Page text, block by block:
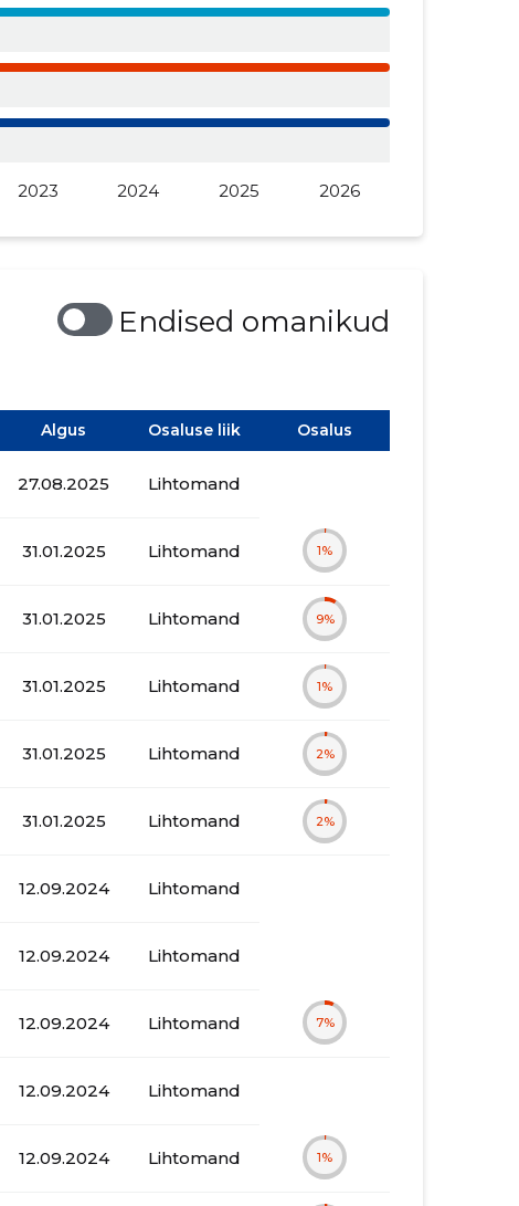
2023 2024 2025 2026
Endised omanikud
Algus Osaluse liik Osalus
27.08.2025 Lihtomand
31.01.2025 Lihtomand 1%
31.01.2025 Lihtomand 9%
31.01.2025 Lihtomand 1%
31.01.2025 Lihtomand 2%
31.01.2025 Lihtomand 2%
12.09.2024 Lihtomand
12.09.2024 Lihtomand
12.09.2024 Lihtomand 7%
12.09.2024 Lihtomand
12.09.2024 Lihtomand 1%